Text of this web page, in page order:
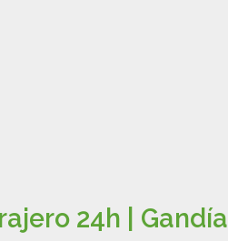
24h | Gandía